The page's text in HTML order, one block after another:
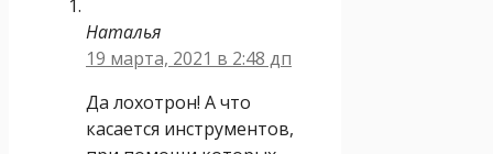
Наталья
19 марта, 2021 в 2:48 дп
Да лохотрон! А что
касается инструментов,